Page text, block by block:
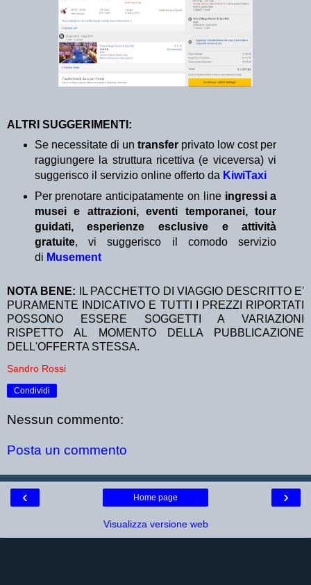
ALTRI SUGGERIMENTI:
Se necessitate di un transfer privato low cost per
raggiungere la struttura ricettiva (e viceversa) vi
suggerisco il servizio online offerto da KiwiTaxi
Per prenotare anticipatamente on line ingressi a
musei e attrazioni, eventi temporanei, tour
guidati, esperienze esclusive e attività
gratuite, vi suggerisco il comodo servizio
di Musement
NOTA BENE:
IL PACCHETTO DI VIAGGIO DESCRITTO E'
PURAMENTE INDICATIVO E TUTTI I PREZZI RIPORTATI
POSSONO ESSERE SOGGETTI A VARIAZIONI
RISPETTO AL MOMENTO DELLA PUBBLICAZIONE
DELL'OFFERTA STESSA.
Sandro Rossi
Condividi
Nessun commento:
Posta un commento
‹ ›
Home page
Visualizza versione web